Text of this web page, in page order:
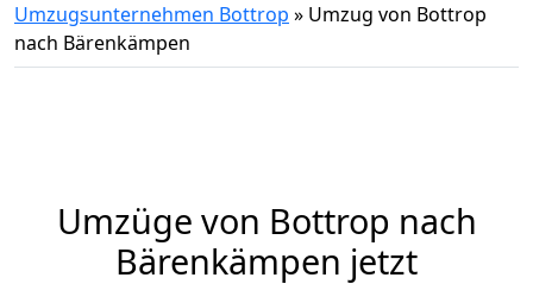
Umzugsunternehmen Bottrop » Umzug von Bottrop
nach Bärenkämpen
Umzüge von Bottrop nach
Bärenkämpen jetzt